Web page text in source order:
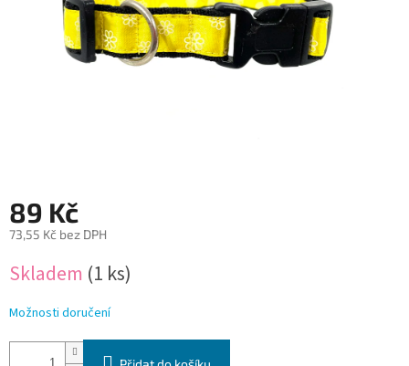
89 Kč
73,55 Kč bez DPH
cena:
Skladem (1 ks)
Možnosti doručení